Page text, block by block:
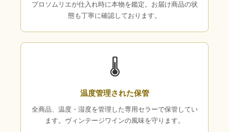
プロソムリエが仕入れ時に本物を鑑定。お届け商品の状
態も丁寧に確認しております。
🌡
温度管理された保管
全商品、温度・湿度を管理した専用セラーで保管してい
ます。ヴィンテージワインの風味を守ります。